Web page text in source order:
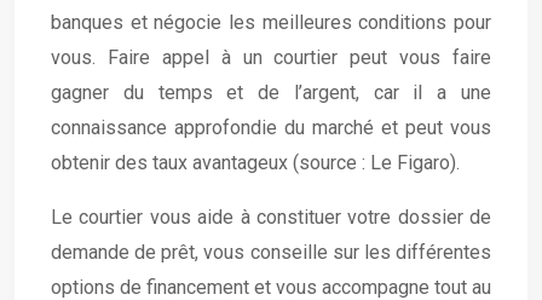
banques et négocie les meilleures conditions pour
vous. Faire appel à un courtier peut vous faire
gagner du temps et de l’argent, car il a une
connaissance approfondie du marché et peut vous
obtenir des taux avantageux (source : Le Figaro).
Le courtier vous aide à constituer votre dossier de
demande de prêt, vous conseille sur les différentes
options de financement et vous accompagne tout au